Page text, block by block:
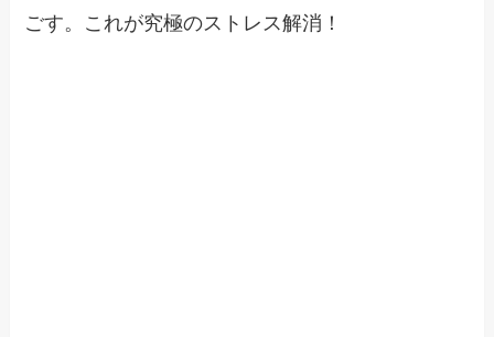
ごす。これが究極のストレス解消！